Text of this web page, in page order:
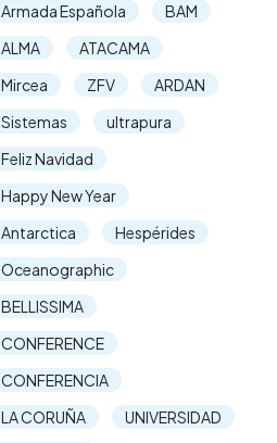
Armada Española
BAM
ALMA
ATACAMA
Mircea
ZFV
ARDAN
Sistemas
ultrapura
Feliz Navidad
Happy New Year
Antarctica
Hespérides
Oceanographic
BELLISSIMA
CONFERENCE
CONFERENCIA
LA CORUÑA
UNIVERSIDAD